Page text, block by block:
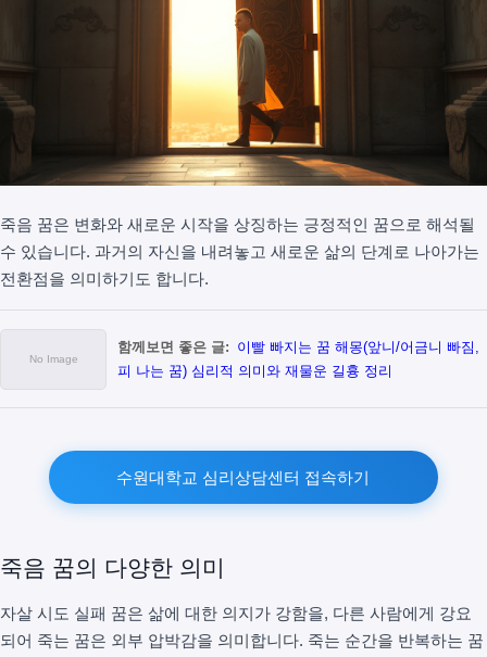
죽음 꿈은 변화와 새로운 시작을 상징하는 긍정적인 꿈으로 해석될
수 있습니다. 과거의 자신을 내려놓고 새로운 삶의 단계로 나아가는
전환점을 의미하기도 합니다.
함께보면 좋은 글: 이빨 빠지는 꿈 해몽(앞니/어금니 빠짐,
피 나는 꿈) 심리적 의미와 재물운 길흉 정리
수원대학교 심리상담센터 접속하기
죽음 꿈의 다양한 의미
자살 시도 실패 꿈은 삶에 대한 의지가 강함을, 다른 사람에게 강요
되어 죽는 꿈은 외부 압박감을 의미합니다. 죽는 순간을 반복하는 꿈